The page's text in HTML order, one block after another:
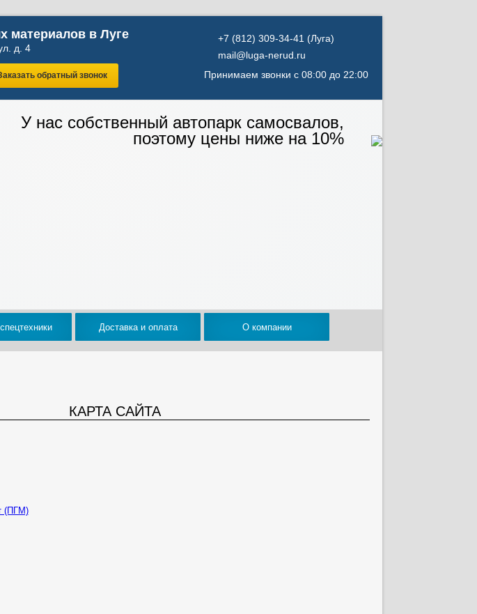
материалов в Луге
д. 4
обратный звонок
(Луга)
mail@luga-nerud.ru
Принимаем звонки с 08:00 до 22:00
У нас собственный автопарк самосвалов,
поэтому цены ниже на 10%
Доставка и оплата О компании
КАРТА САЙТА
(ПГМ)